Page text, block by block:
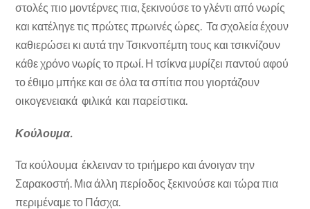
στολές πιο μοντέρνες πια, ξεκινούσε το γλέντι από νωρίς
και κατέληγε τις πρώτες πρωινές ώρες. Τα σχολεία έχουν
καθιερώσει κι αυτά την Τσικνοπέμτη τους και τσικνίζουν
κάθε χρόνο νωρίς το πρωί. Η τσίκνα μυρίζει παντού αφού
το έθιμο μπήκε και σε όλα τα σπίτια που γιορτάζουν
οικογενειακά φιλικά και παρείστικα.
Κούλουμα.
Τα κούλουμα έκλειναν το τριήμερο και άνοιγαν την
Σαρακοστή. Μια άλλη περίοδος ξεκινούσε και τώρα πια
περιμέναμε το Πάσχα.